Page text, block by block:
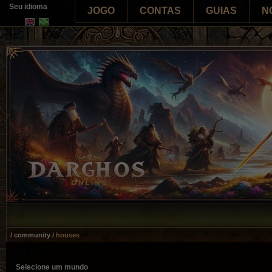
Seu idioma JOGO CONTAS GUIAS
/ community / houses
Selecione um mundo